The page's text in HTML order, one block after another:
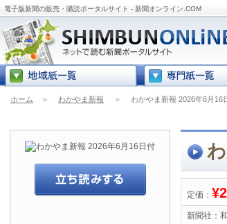
電子版新聞の販売・購読ポータルサイト - 新聞オンライン.COM
ホーム ＞ わかやま新報 ＞ わかやま新報 2026年6月16
定価：
新聞社：